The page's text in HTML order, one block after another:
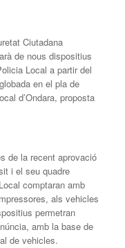
Ciutadana
de nous dispositius
Local a partir del
en el pla de
d’Ondara, proposta
de la recent aprovació
i el seu quadre
comptaran amb
als vehicles
permetran
amb la base de
de vehicles.